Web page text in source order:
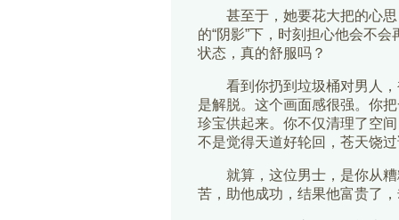
甚至于，她要花大把的心
的“阴影”下，时刻担心他会不
状态，真的舒服吗？
看到你扔到垃圾桶对男人
是解脱。这个画面感很强。你
珍宝供起来。你不仅清理了空
不是觉得天道好轮回，苍天饶过
就算，这位男士，是你从
苦，助他成功，结果他富贵了